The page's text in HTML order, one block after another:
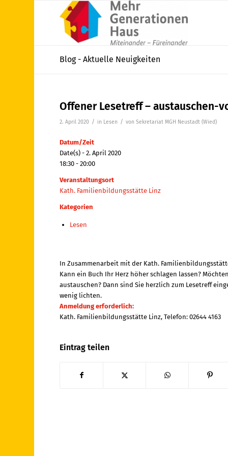
Blog - Aktuelle Neuigkeiten
Offener Lesetreff – austauschen-
2. April 2020 / in Lesen / vonSekretariat MGH Neustadt (Wied)
Datum/Zeit
Date(s) - 2. April 2020
18:30 - 20:00
Veranstaltungsort
Kath. Familienbildungsstätte Linz
Kategorien
Lesen
In Zusammenarbeit mit der Kath.
Kann ein Buch Ihr Herz höher schlagen lassen?
austauschen? Dann sind Sie herzlich zum Lesetreff
wenig lichten.
Anmeldung erforderlich:
Kath. Familienbildungsstätte Linz, Telefon: 02644 4163
Eintrag teilen